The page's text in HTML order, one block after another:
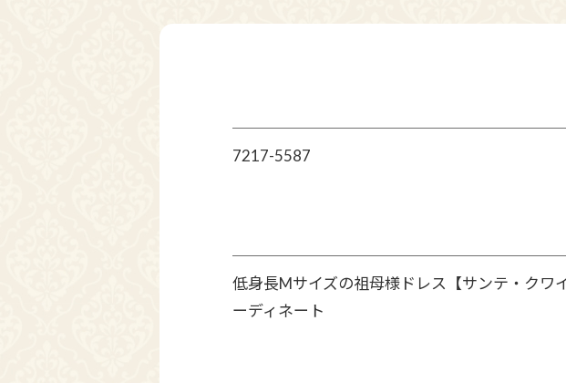
7217-5587
低身長Mサイズの祖母様ドレス【サンテ・クワ
ーディネート